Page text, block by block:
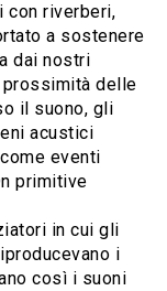
con riverberi,
a sostenere
dai nostri
prossimità delle
il suono, gli
acustici
eventi
primitive
in cui gli
i
così i suoni